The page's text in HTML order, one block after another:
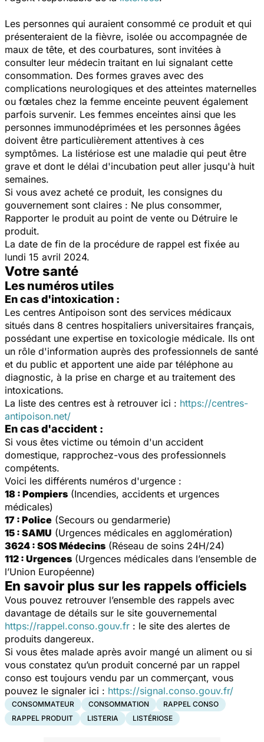
Les personnes qui auraient consommé ce produit et qui
présenteraient de la fièvre, isolée ou accompagnée de
maux de tête, et des courbatures, sont invitées à
consulter leur médecin traitant en lui signalant cette
consommation. Des formes graves avec des
complications neurologiques et des atteintes maternelles
ou fœtales chez la femme enceinte peuvent également
parfois survenir. Les femmes enceintes ainsi que les
personnes immunodéprimées et les personnes âgées
doivent être particulièrement attentives à ces
symptômes. La listériose est une maladie qui peut être
grave et dont le délai d'incubation peut aller jusqu'à huit
semaines.
Si vous avez acheté ce produit, les consignes du
gouvernement sont claires : Ne plus consommer,
Rapporter le produit au point de vente ou Détruire le
produit.
La date de fin de la procédure de rappel est fixée au
lundi 15 avril 2024.
Votre santé
Les numéros utiles
En cas d'intoxication :
Les centres Antipoison sont des services médicaux
situés dans 8 centres hospitaliers universitaires français,
possédant une expertise en toxicologie médicale. Ils ont
un rôle d'information auprès des professionnels de santé
et du public et apportent une aide par téléphone au
diagnostic, à la prise en charge et au traitement des
intoxications.
La liste des centres est à retrouver ici : https://centres-
antipoison.net/
En cas d'accident :
Si vous êtes victime ou témoin d'un accident
domestique, rapprochez-vous des professionnels
compétents.
Voici les différents numéros d'urgence :
18 : Pompiers (Incendies, accidents et urgences
médicales)
17 : Police (Secours ou gendarmerie)
15 : SAMU (Urgences médicales en agglomération)
3624 : SOS Médecins (Réseau de soins 24H/24)
112 : Urgences (Urgences médicales dans l’ensemble de
l’Union Européenne)
En savoir plus sur les rappels officiels
Vous pouvez retrouver l’ensemble des rappels avec
davantage de détails sur le site gouvernemental
https://rappel.conso.gouv.fr : le site des alertes de
produits dangereux.
Si vous êtes malade après avoir mangé un aliment ou si
vous constatez qu’un produit concerné par un rappel
conso est toujours vendu par un commerçant, vous
pouvez le signaler ici : https://signal.conso.gouv.fr/
CONSOMMATEUR CONSOMMATION
RAPPEL CONSO
RAPPEL PRODUIT
LISTERIA LISTÉRIOSE